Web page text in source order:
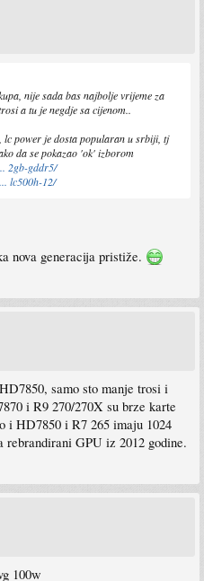
nije sada bas najbolje vrijeme za
a tu je negdje sa cijenom..
lc power je dosta popularan u srbiji, tj
da se pokazao 'ok' izborom
2gb-gddr5/
lc500h-12/
nova generacija pristiže.
samo sto manje trosi i
i R9 270/270X su brze karte
i HD7850 i R7 265 imaju 1024
GPU iz 2012 godine.
100w